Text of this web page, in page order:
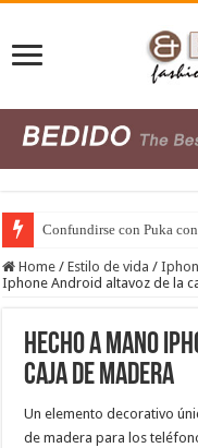
Confundirse con Puka
Etiquetado privado
Home / Estilo de vida /
Iphone Android altavoz de la
Hecho a mano
caja de madera
Un elemento decorativo
de madera para los